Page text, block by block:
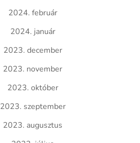
2024. február
2024. január
2023. december
2023. november
2023. október
2023. szeptember
2023. augusztus